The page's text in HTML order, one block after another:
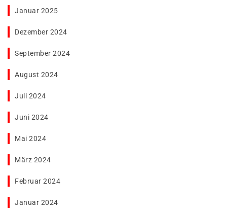
Januar 2025
Dezember 2024
September 2024
August 2024
Juli 2024
Juni 2024
Mai 2024
März 2024
Februar 2024
Januar 2024